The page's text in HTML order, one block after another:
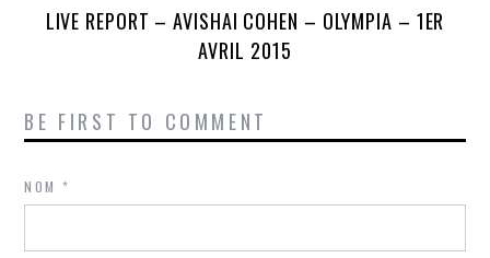
LIVE REPORT – AVISHAI COHEN – OLYMPIA – 1ER
AVRIL 2015
BE FIRST TO COMMENT
NOM*